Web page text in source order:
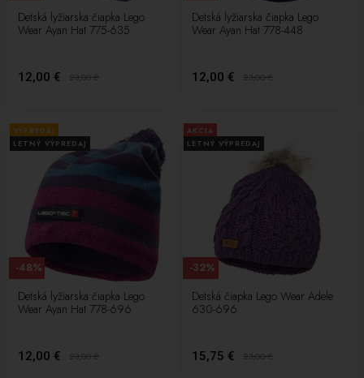
Detská lyžiarska čiapka Lego
Wear Ayan Hat 775-635
12,00 € 23,00€
Detská lyžiarska čiapka Lego
Wear Ayan Hat 778-448
12,00 € 23,00€
VÝPREDAJ
LETNÝ VÝPREDAJ
Detská lyžiarska čiapka Lego
Wear Ayan Hat 778-696
12,00 € 23,00€
-48%
AKCIA
LETNÝ VÝPREDAJ
Detská čiapka Lego Wear Adele
630-696
15,75 € 23,00€
-32%